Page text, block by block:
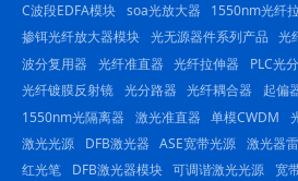
C波段EDFA模块 soa光放大器
1550nm光纤
掺铒光纤放大器模块 光无源器件系列产品 光
波分复用器
光纤准直器 光纤拉伸器 PLC光
光纤镀膜反射镜 光分路器 光纤耦合器 起偏
1550nm光隔离器
激光准直器 单模CWDM
激光光源
DFB激光器 ASE宽带光源 激光器
红光笔
DFB激光器模块 可调谐激光光源 宽